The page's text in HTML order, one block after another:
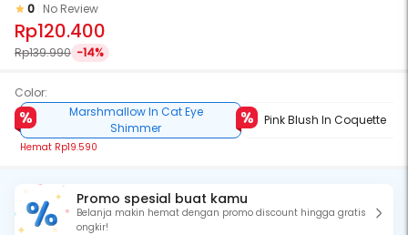
0 No Review
Rp120.400
Rp139.990 -14%
Color:
Marshmallow In Cat Eye
Shimmer
Hemat Rp19.590
Pink Blush In Coquette
Promo spesial buat kamu
Belanja makin hemat dengan promo discount hingga gratis
ongkir!